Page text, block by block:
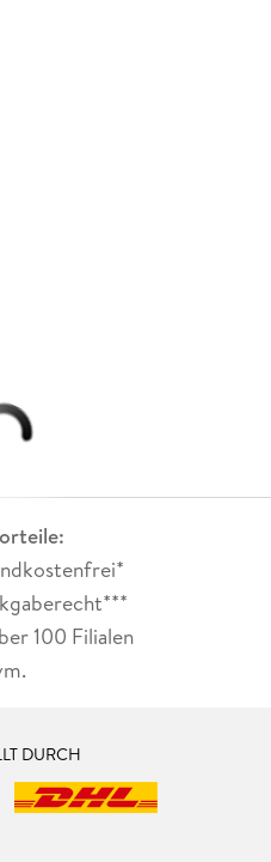
100 Filialen
DURCH